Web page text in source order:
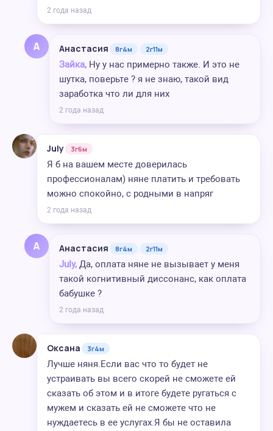
2 года назад
А Анастасия 8г4м 2г11м
Зайка, Ну у нас примерно также. И это не
шутка, поверьте ? я не знаю, такой вид
заработка что ли для них
2 года назад
July 3г6м
Я б на вашем месте доверилась
профессионалам) няне платить и требовать
можно спокойно, с родными в напряг
2 года назад
А Анастасия 8г4м 2г11м
July, Да, оплата няне не вызывает у меня
такой когнитивный диссонанс, как оплата
бабушке ?
2 года назад
Оксана 3г4м
Лучше няня.Если вас что то будет не
устраивать вы всего скорей не сможете ей
сказать об этом и в итоге будете ругаться с
мужем и сказать ей не сможете что не
нуждаетесь в ее услугах.Я бы не оставила